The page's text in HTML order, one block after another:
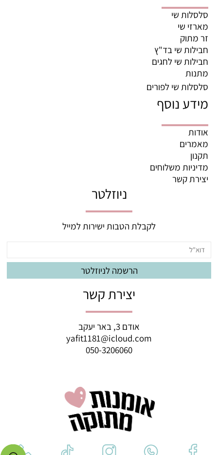
סלסלות שי
מארזי שי
זר מתוק
חבילות שי בד"ץ
חבילות שי לחגים
מתנות
סלסלות שי לפורים
מידע נוסף
אודות
מאמרים
תקנון
מדיניות משלוחים
יצירת קשר
ניוזלטר
לקבלת הטבות ישירות למייל
יצירת קשר
אודם 3, באר יעקב
yafit1181@icloud.com
050-3206060